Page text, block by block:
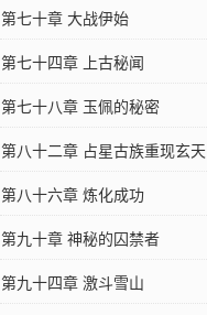
第七十章 大战伊始
第七十四章 上古秘闻
第七十八章 玉佩的秘密
第八十二章 占星古族重现玄天
第八十六章 炼化成功
第九十章 神秘的囚禁者
第九十四章 激斗雪山